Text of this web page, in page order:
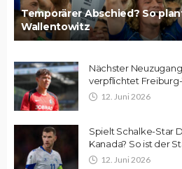
Temporärer Abschied? So
Wallentowitz
Nächster
verpflichtet
12. Juni 2026
Spielt Schalke-Star
Kanada? So ist der
12. Juni 2026